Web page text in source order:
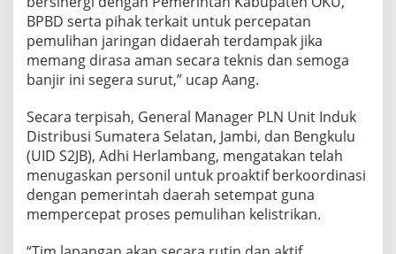
BPBD serta pihak terkait untuk percepatan
pemulihan jaringan didaerah terdampak jika
memang dirasa aman secara teknis dan semoga
banjir ini segera surut,” ucap Aang.
Secara terpisah, General Manager PLN Unit Induk
Distribusi Sumatera Selatan, Jambi, dan Bengkulu
(UID S2JB), Adhi Herlambang, mengatakan telah
menugaskan personil untuk proaktif berkoordinasi
dengan pemerintah daerah setempat guna
mempercepat proses pemulihan kelistrikan.